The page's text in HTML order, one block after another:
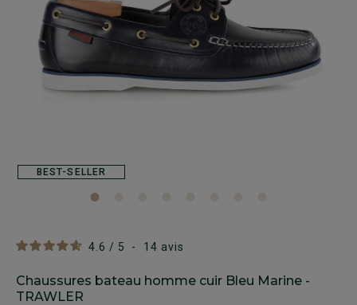
4.6 / 5 - 14 avis
Chaussures bateau homme cuir Bleu Marine -
TRAWLER
BEST-SELLER